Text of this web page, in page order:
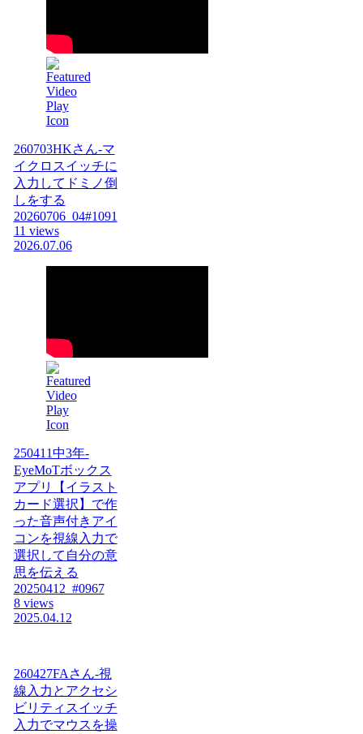
260703HKさん-マ
イクロスイッチに
入力してドミノ倒
しをする
20260706_04#1091
11 views
2026.07.06
250411中3年-
EyeMoTボックス
アプリ【イラスト
カード選択】で作
った音声付きアイ
コンを視線入力で
選択して自分の意
思を伝える
20250412_#0967
8 views
2025.04.12
260427FAさん-視
線入力とアクセシ
ビリティスイッチ
入力でマウスを操